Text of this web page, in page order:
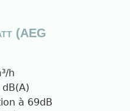
(AEG
h
à 69dB